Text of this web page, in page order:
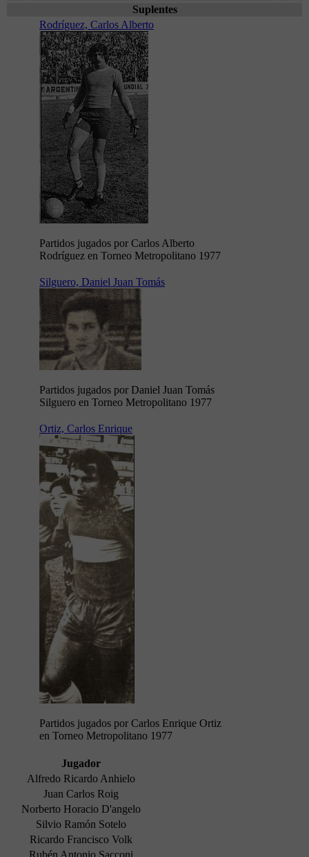
Suplentes
Rodríguez, Carlos Alberto
Partidos jugados por Carlos Alberto
Rodríguez en Torneo Metropolitano 1977
Silguero, Daniel Juan Tomás
Partidos jugados por Daniel Juan Tomás
Silguero en Torneo Metropolitano 1977
Ortiz, Carlos Enrique
Partidos jugados por Carlos Enrique Ortiz
en Torneo Metropolitano 1977
Jugador
Alfredo Ricardo Anhielo
Juan Carlos Roig
Norberto Horacio D'angelo
Silvio Ramón Sotelo
Ricardo Francisco Volk